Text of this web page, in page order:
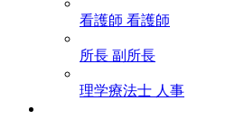
看護師 看護師
所長 副所長
理学療法士 人事